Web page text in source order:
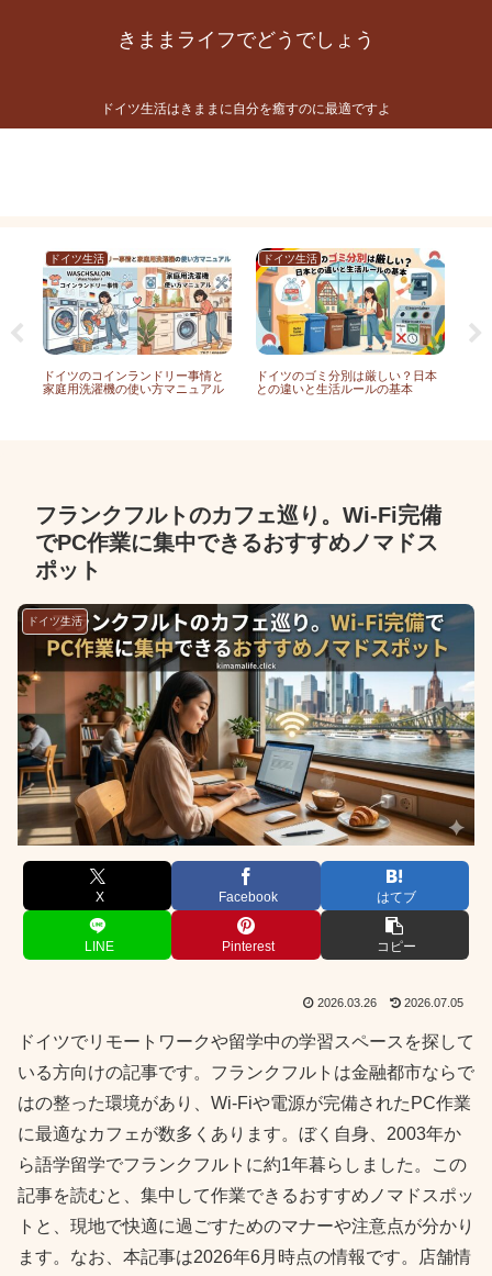
ドイツ生活はきままに自分を癒すのに最適ですよ
きままライフでどうでしょう
ドイツ生活
ドイツのコインランドリー事情と
家庭用洗濯機の使い方マニュアル
ドイツ生活
ドイツのゴミ分別は厳しい？日本
との違いと生活ルールの基本
フランクフルトのカフェ巡り。Wi-Fi完備
でPC作業に集中できるおすすめノマドス
ポット
ドイツ生活
X Facebook はてブ
LINE Pinterest コピー
2026.03.26 2026.07.05
ドイツでリモートワークや留学中の学習スペースを探して
いる方向けの記事です。フランクフルトは金融都市ならで
はの整った環境があり、Wi-Fiや電源が完備されたPC作業
に最適なカフェが数多くあります。ぼく自身、2003年か
ら語学留学でフランクフルトに約1年暮らしました。この
記事を読むと、集中して作業できるおすすめノマドスポッ
トと、現地で快適に過ごすためのマナーや注意点が分かり
ます。なお、本記事は2026年6月時点の情報です。店舗情